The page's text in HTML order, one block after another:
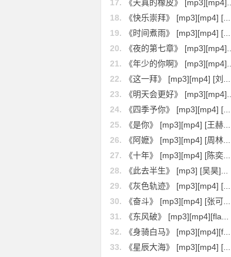
17.
《天真的橡皮》 [mp3][mp4]...
18.
《快乐崇拜》 [mp3][mp4] [...
19.
《时间煮雨》 [mp3][mp4] [...
20.
《夜的第七章》 [mp3][mp4]...
21.
《年少的你啊》 [mp3][mp4]...
22.
《这一拜》 [mp3][mp4] [刘...
23.
《明天会更好》 [mp3][mp4]...
24.
《四季予你》 [mp3][mp4] [...
25.
《是你》 [mp3][mp4] [王赫...
26.
《阿嬷》 [mp3][mp4] [周林...
27.
《十年》 [mp3][mp4] [陈奕...
28.
《此去半生》 [mp3] [吴昊]...
29.
《灰色轨迹》 [mp3][mp4] [...
30.
《奋斗》 [mp3][mp4] [张可...
31.
《东风破》 [mp3][mp4][fla...
32.
《身骑白马》 [mp3][mp4][f...
33. 《星辰大海》 [mp3][mp4] [...